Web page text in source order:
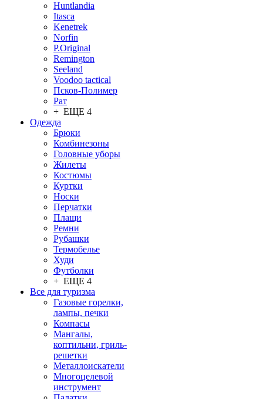
Huntlandia
Itasca
Kenetrek
Norfin
P.Original
Remington
Seeland
Voodoo tactical
Псков-Полимер
Рат
+ ЕЩЕ 4
Одежда
Брюки
Комбинезоны
Головные уборы
Жилеты
Костюмы
Куртки
Носки
Перчатки
Плащи
Ремни
Рубашки
Термобелье
Худи
Футболки
+ ЕЩЕ 4
Все для туризма
Газовые горелки,
лампы, печки
Компасы
Мангалы,
коптильни, гриль-
решетки
Металлоискатели
Многоцелевой
инструмент